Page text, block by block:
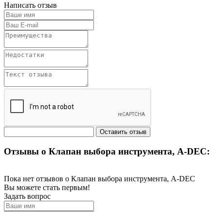
Написать отзыв
Отзывы о Клапан выбора инструмента, A-DEC:
Пока нет отзывов о Клапан выбора инструмента, A-DEC
Вы можете стать первым!
Задать вопрос